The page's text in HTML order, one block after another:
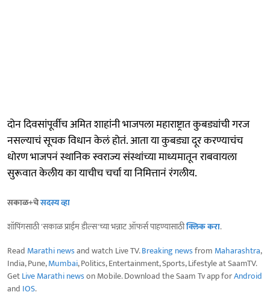
दोन दिवसांपूर्वीच अमित शाहांनी भाजपला महाराष्ट्रात कुबड्यांची गरज
नसल्याचं सूचक विधान केलं होतं. आता या कुबड्या दूर करण्याचंच
धोरण भाजपनं स्थानिक स्वराज्य संस्थांच्या माध्यमातून राबवायला
सुरूवात केलीय का याचीच चर्चा या निमित्तानं रंगलीय.
सकाळ+चेसदस्य व्हा
शॉपिंगसाठी 'सकाळ प्राईम डील्स'च्या भन्नाट ऑफर्स पाहण्यासाठीक्लिक करा.
Read Marathi newsand watch Live TV.Breaking newsfrom Maharashtra,
India, Pune,Mumbai, Politics, Entertainment, Sports, Lifestyle at SaamTV.
GetLive Marathi newson Mobile. Download the Saam Tv app forAndroid
and IOS.